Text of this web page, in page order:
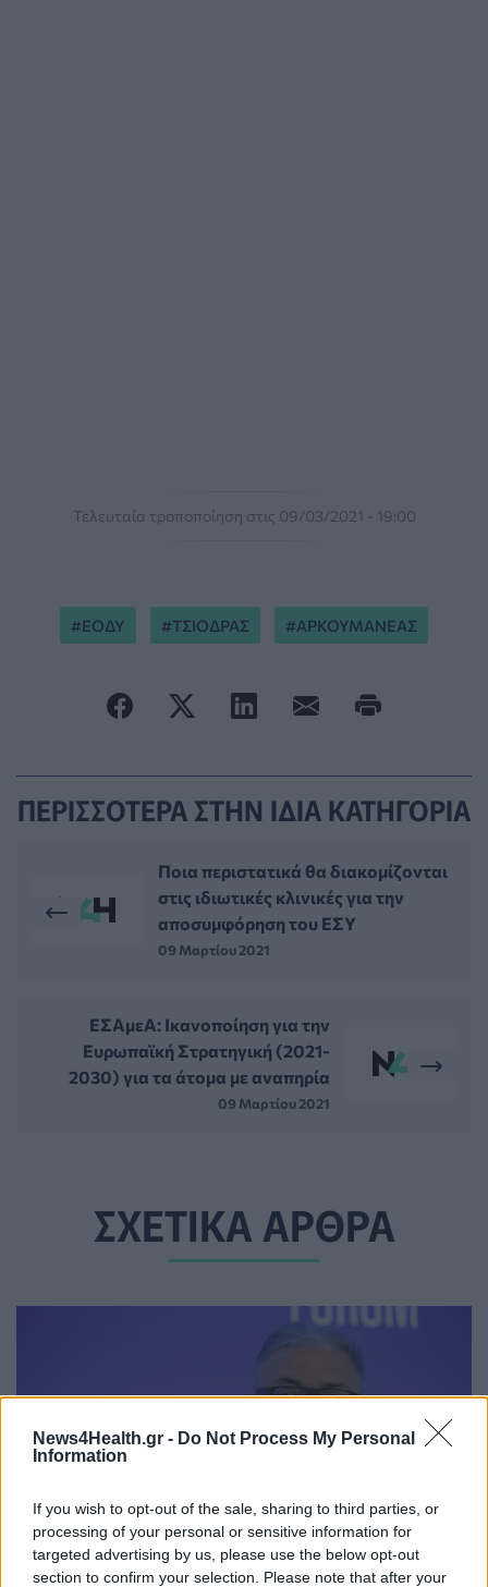
News4Health.gr - Do Not Process My Personal
Information
If you wish to opt-out of the sale, sharing to third parties, or
processing of your personal or sensitive information for
targeted advertising by us, please use the below opt-out
section to confirm your selection. Please note that after your
Τελευταία τροποποίηση στις 09/03/2021 - 19:00
ΕΟΔΥ ΤΣΙΟΔΡΑΣ ΑΡΚΟΥΜΑΝΕΑΣ
ΠΕΡΙΣΣΟΤΕΡΑ ΣΤΗΝ ΙΔΙΑ ΚΑΤΗΓΟΡΙΑ
Ποια περιστατικά θα διακομίζονται
στις ιδιωτικές κλινικές για την
αποσυμφόρηση του ΕΣΥ
09 Μαρτίου 2021
ΕΣΑμεΑ: Ικανοποίηση για την
Ευρωπαϊκή Στρατηγική (2021-
2030) για τα άτομα με αναπηρία
09 Μαρτίου 2021
ΣΧΕΤΙΚΑ ΑΡΘΡΑ